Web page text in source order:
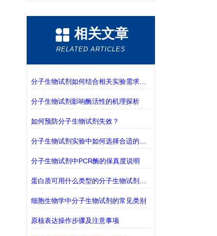
相关文章
RELATED ARTICLES
分子生物试剂如何结合相关实验需求进行选择？
分子生物试剂影响酶活性的机理探析
如何预防分子生物试剂失效？
分子生物试剂中PCR酶的保真度说明
细胞生物学中分子生物试剂的常见类别
原核表达操作步骤及注意事项